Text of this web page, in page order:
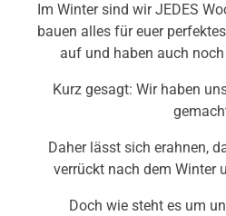
Im Winter sind wir JEDES
bauen alles für euer
auf und haben auch
Kurz gesagt: Wir haben
Daher lässt sich erahnen,
verrückt nach dem Winter
Doch wie steht es um